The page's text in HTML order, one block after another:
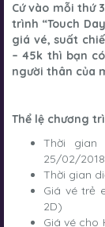
Cứ vào mỗi thứ
trình “Touch
giá vé, suất
– 45k thì bạn
người thân của
Thể lệ chương
Thời
25/02/2018
Thời gian
Giá vé trẻ
2D)
Giá vé cho